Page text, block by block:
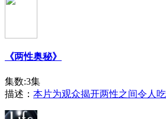
《两性奥秘》
集数:3集
描述： 本片为观众揭开两性之间令人吃